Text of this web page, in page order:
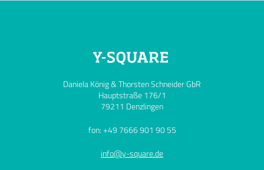
Daniela König & Thorsten Schneider GbR
Hauptstraße 176/1
79211 Denzlingen
fon: +49 7666 901 90 55
info@y-square.de